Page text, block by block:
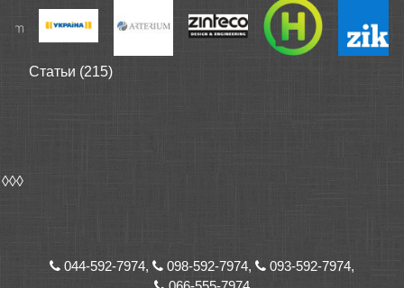
Статьи (215)
◊◊◊
044-592-7974, 098-592-7974,
093-592-7974,